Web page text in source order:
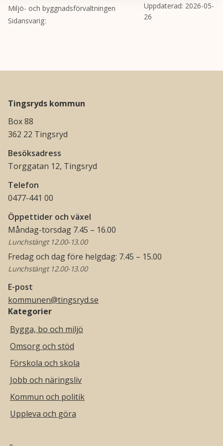
Miljö- och byggnadsförvaltningen
Sidansvarig
Uppdaterad: 2026-05-
26
Tingsryds kommun
Box 88
362 22 Tingsryd
Besöksadress
Torggatan 12, Tingsryd
Telefon
0477-441 00
Öppettider och växel
Måndag-torsdag 7.45 – 16.00
Lunchstängt 12.00-13.00
Fredag och dag före helgdag: 7.45 – 15.00
Lunchstängt 12.00-13.00
E-post
kommunen@tingsryd.se
Kategorier
Bygga, bo och miljö
Omsorg och stöd
Förskola och skola
Jobb och näringsliv
Kommun och politik
Uppleva och göra